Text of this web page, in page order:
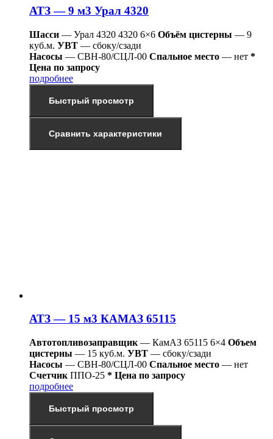
АТЗ — 9 м3 Урал 4320
Шасси — Урал 4320 4320 6×6 Объём цистерны — 9
куб.м. УВТ — сбоку/сзади
Насосы — СВН-80/СЦЛ-00 Спальное место — нет *
Цена по запросу
подробнее
Быстрый просмотр
Сравнить характеристики
АТЗ — 15 м3 КАМАЗ 65115
Автотопливозаправщик — КамАЗ 65115 6×4 Объем
цистерны — 15 куб.м. УВТ — сбоку/сзади
Насосы — СВН-80/СЦЛ-00 Спальное место — нет
Счетчик ППО-25 * Цена по запросу
подробнее
Быстрый просмотр